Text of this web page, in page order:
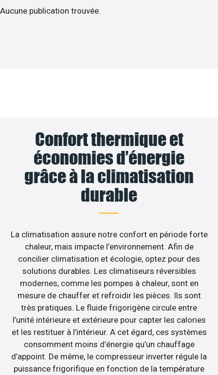
Aucune publication trouvée.
Confort thermique et
économies d’énergie
grâce à la climatisation
durable
La climatisation assure notre confort en période forte
chaleur, mais impacte l’environnement. Afin de
concilier climatisation et écologie, optez pour des
solutions durables. Les climatiseurs réversibles
modernes, comme les pompes à chaleur, sont en
mesure de chauffer et refroidir les pièces. Ils sont
très pratiques. Le fluide frigorigène circule entre
l’unité intérieure et extérieure pour capter les calories
et les restituer à l’intérieur. A cet égard, ces systèmes
consomment moins d’énergie qu’un chauffage
d’appoint. De même, le compresseur inverter régule la
puissance frigorifique en fonction de la température